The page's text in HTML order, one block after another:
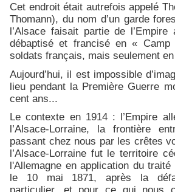
Cet endroit était autrefois appelé
Thomann), du nom d’un garde
l’Alsace faisait partie de
débaptisé et francisé en «
soldats français, mais seulement
Aujourd’hui, il est impossible
lieu pendant la Première Guerre
cent ans...
Le contexte en 1914 : l’Empire
l’Alsace-Lorraine, la frontière
passant chez nous par les crêtes
l’Alsace-Lorraine fut le territoire
l'Allemagne en application du
le 10 mai 1871, après la